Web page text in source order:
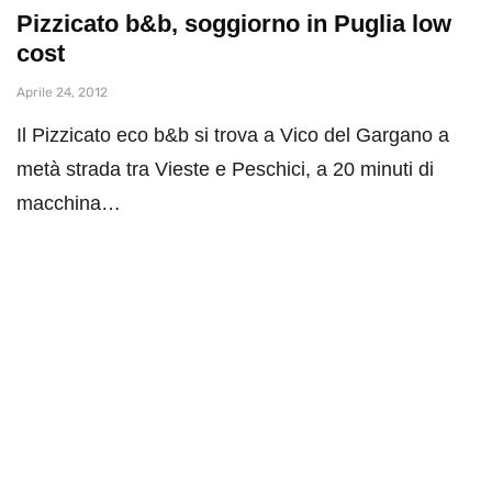
Pizzicato b&b, soggiorno in Puglia low
cost
Aprile 24, 2012
Il Pizzicato eco b&b si trova a Vico del Gargano a
metà strada tra Vieste e Peschici, a 20 minuti di
macchina…